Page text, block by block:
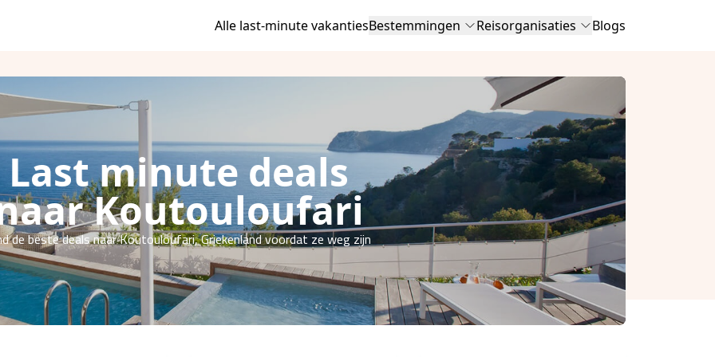
Alle last-minute vakantiesBestemmingen Reisorganisaties Blogs
Last minute deals
Koutouloufari
de beste deals naar Koutouloufari, Griekenland voordat ze weg zijn